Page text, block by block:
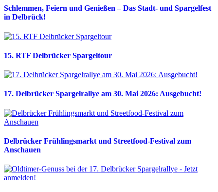
Schlemmen, Feiern und Genießen – Das Stadt- und Spargelfest
in Delbrück!
15. RTF Delbrücker Spargeltour
17. Delbrücker Spargelrallye am 30. Mai 2026: Ausgebucht!
Delbrücker Frühlingsmarkt und Streetfood-Festival zum
Anschauen